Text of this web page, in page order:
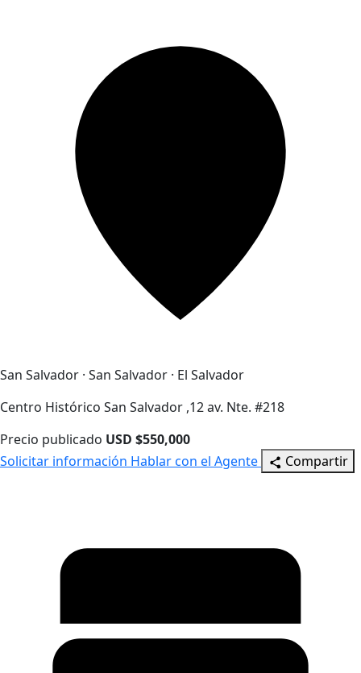
San Salvador · San Salvador · El Salvador
Centro Histórico San Salvador ,12 av. Nte. #218
Precio publicado USD $550,000
Solicitar información Hablar con el Agente Compartir